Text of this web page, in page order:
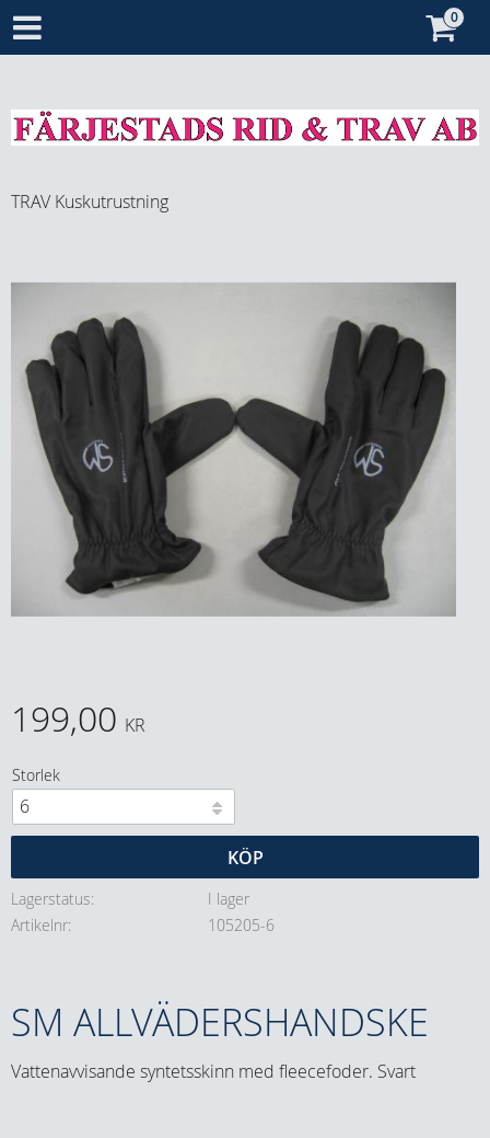
TRAV Kuskutrustning
199,00 KR
Storlek
KÖP
Lagerstatus
I lager
Artikelnr
105205-6
SM ALLVÄDERSHANDSKE
Vattenavvisande syntetsskinn med fleecefoder. Svart